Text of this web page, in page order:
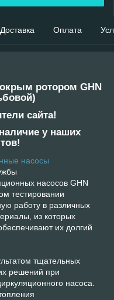
Доставка Оплата
ротором GHN
сайта!
у наших
насосы
насосов GHN
тестировании
работу в различных
из которых
их долгий
тщательных
решений при
насоса.